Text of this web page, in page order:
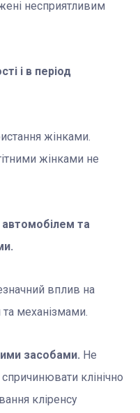
несприятливим
і в період
жінками.
жінками не
автомобілем та
вплив на
механізмами.
засобами. Не
клінічно
кліренсу